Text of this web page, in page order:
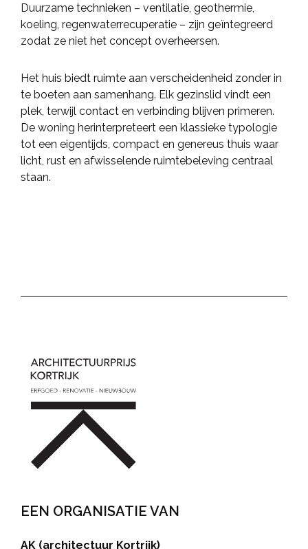
Duurzame technieken – ventilatie, geothermie,
koeling, regenwaterrecuperatie – zijn geïntegreerd
zodat ze niet het concept overheersen.
Het huis biedt ruimte aan verscheidenheid zonder in
te boeten aan samenhang. Elk gezinslid vindt een
plek, terwijl contact en verbinding blijven primeren.
De woning herinterpreteert een klassieke typologie
tot een eigentijds, compact en genereus thuis waar
licht, rust en afwisselende ruimtebeleving centraal
staan.
EEN ORGANISATIE VAN
AK (architectuur Kortrijk)